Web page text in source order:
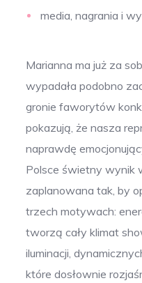
media, nagrania i
Marianna ma już za
wypadała podobno
gronie faworytów
pokazują, że nasza
naprawdę
Polsce świetny wynik
zaplanowana tak, by
trzech motywach:
tworzą cały klimat
iluminacji,
które dosłownie